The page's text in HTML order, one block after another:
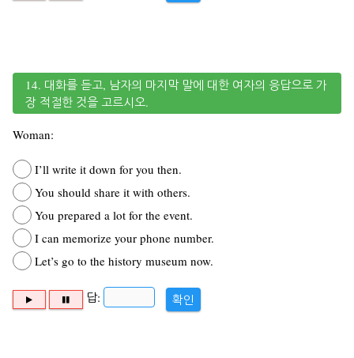
14. 대화를 듣고, 남자의 마지막 말에 대한 여자의 응답으로 가
장 적절한 것을 고르시오.
Woman:
I’ll write it down for you then.
You should share it with others.
You prepared a lot for the event.
I can memorize your phone number.
Let’s go to the history museum now.
답: 확인